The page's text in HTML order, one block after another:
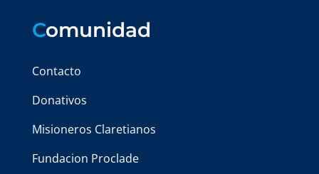
Comunidad
Contacto
Donativos
Misioneros Claretianos
Fundacion Proclade